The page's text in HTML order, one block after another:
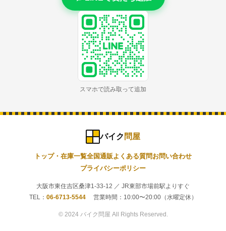
スマホで読み取って追加
バイク 問屋
トップ・在庫一覧全国通販よくある質問お問い合わせ
プライバシーポリシー
大阪市東住吉区桑津1-33-12 ／ JR東部市場前駅よりすぐ
TEL： 06-6713-5544営業時間：10:00〜20:00（水曜定休）
© 2024 バイク問屋 All Rights Reserved.